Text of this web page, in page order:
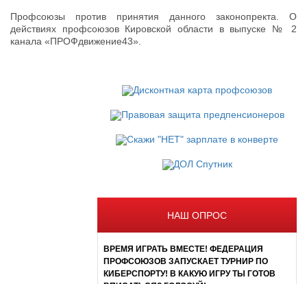
Профсоюзы против принятия данного законопректа. О
действиях профсоюзов Кировской области в выпуске № 2
канала «ПРОФдвижение43».
НАШ ОПРОС
ВРЕМЯ ИГРАТЬ ВМЕСТЕ! ФЕДЕРАЦИЯ
ПРОФСОЮЗОВ ЗАПУСКАЕТ ТУРНИР ПО
КИБЕРСПОРТУ! В КАКУЮ ИГРУ ТЫ ГОТОВ